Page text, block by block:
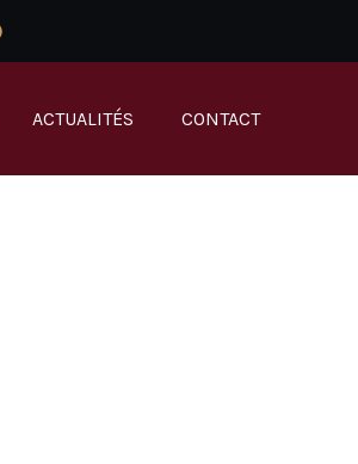
ACTUALITÉS CONTACT